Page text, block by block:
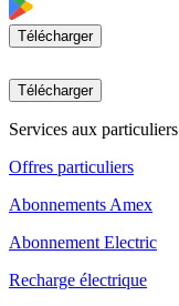
Télécharger
Télécharger
Services aux particuliers
Offres particuliers
Abonnements Amex
Abonnement Electric
Recharge électrique